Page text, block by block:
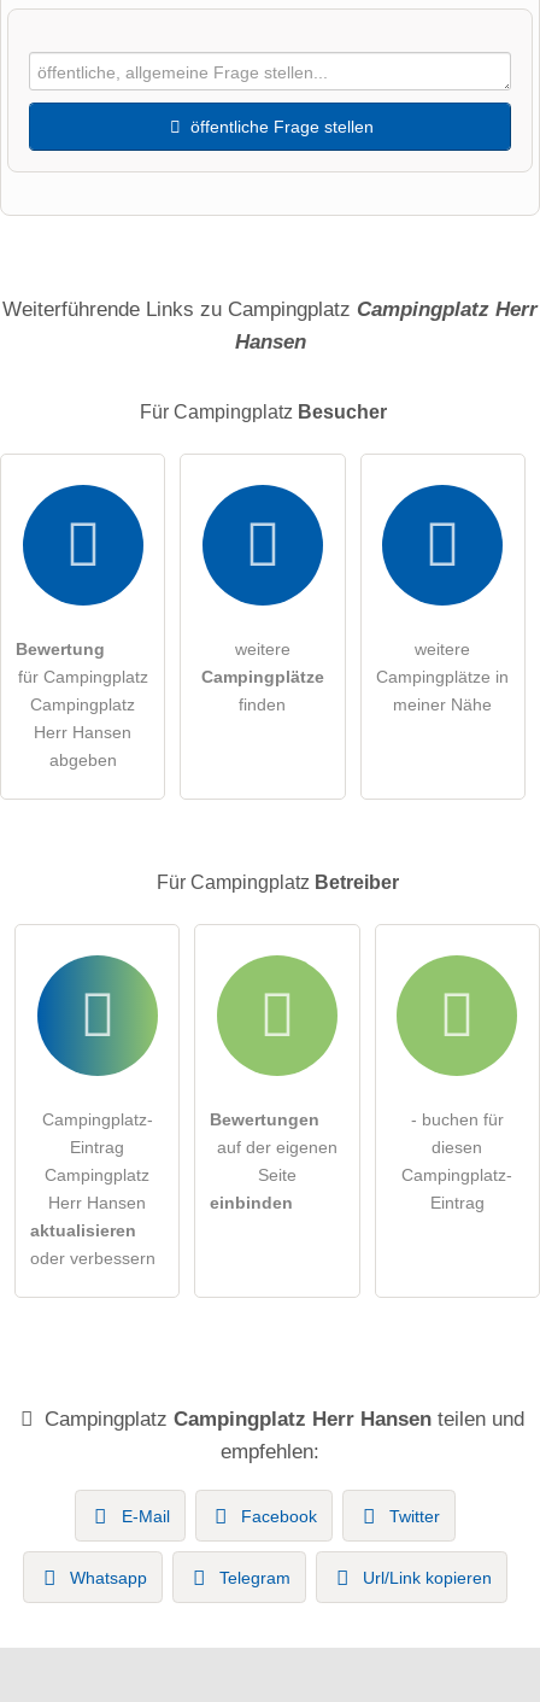
öffentliche Frage stellen
Hiermit akzeptiere ich die .
Die Datenschutzerklärunghabe ich zur Kenntnis genommen.
Hinweis: Bitte beachten Sie, öffentliche Fragen sind für alle
Besucher sichtbar
Klicken Sie hier um eine
Weiterführende Links zu Campingplatz Campingplatz Herr
Hansen
Für Campingplatz Besucher
Bewertung
für Campingplatz
Campingplatz
Herr Hansen
abgeben
weitere
Campingplätze
finden
weitere
Campingplätze in
meiner Nähe
Für Campingplatz Betreiber
Campingplatz-
Eintrag
Campingplatz
Herr Hansen
aktualisieren
oder verbessern
Bewertungen
auf der eigenen
Seite
einbinden
- buchen für
diesen
Campingplatz-
Eintrag
Campingplatz Campingplatz Herr Hansenteilen und
empfehlen:
E-Mail Facebook Twitter
Whatsapp Telegram Url/Link kopieren